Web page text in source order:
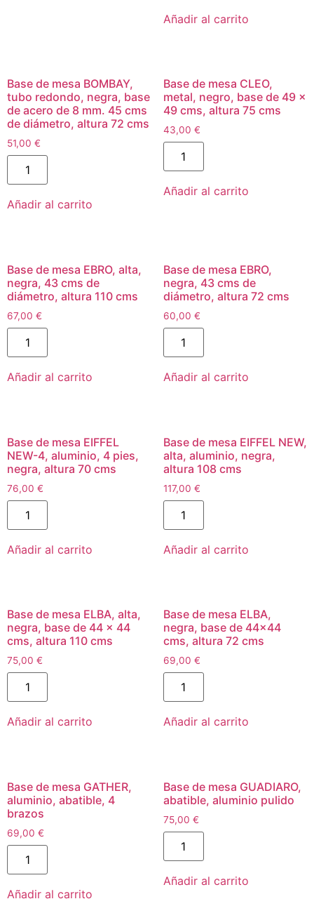
Añadir al carrito
Base de mesa BOMBAY,
tubo redondo, negra, base
de acero de 8 mm. 45 cms
de diámetro, altura 72 cms
51,00 €
Añadir al carrito
Base de mesa CLEO,
metal, negro, base de 49 x
49 cms, altura 75 cms
43,00 €
Añadir al carrito
Base de mesa EBRO, alta,
negra, 43 cms de
diámetro, altura 110 cms
67,00 €
Añadir al carrito
Base de mesa EBRO,
negra, 43 cms de
diámetro, altura 72 cms
60,00 €
Añadir al carrito
Base de mesa EIFFEL
NEW-4, aluminio, 4 pies,
negra, altura 70 cms
76,00 €
Añadir al carrito
Base de mesa EIFFEL NEW,
alta, aluminio, negra,
altura 108 cms
117,00 €
Añadir al carrito
Base de mesa ELBA, alta,
negra, base de 44 x 44
cms, altura 110 cms
75,00 €
Añadir al carrito
Base de mesa ELBA,
negra, base de 44×44
cms, altura 72 cms
69,00 €
Añadir al carrito
Base de mesa GATHER,
aluminio, abatible, 4
brazos
69,00 €
Añadir al carrito
Base de mesa GUADIARO,
abatible, aluminio pulido
75,00 €
Añadir al carrito